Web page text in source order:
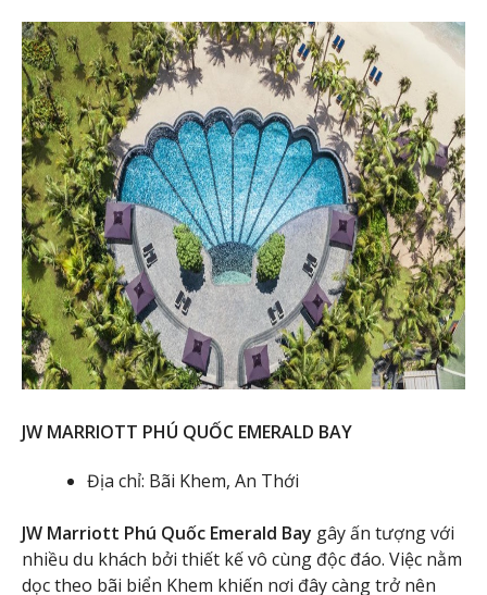
JW MARRIOTT PHÚ QUỐC EMERALD BAY
Địa chỉ: Bãi Khem, An Thới
JW Marriott Phú Quốc Emerald Bay gây ấn tượng với
nhiều du khách bởi thiết kế vô cùng độc đáo. Việc nằm
dọc theo bãi biển Khem khiến nơi đây càng trở nên